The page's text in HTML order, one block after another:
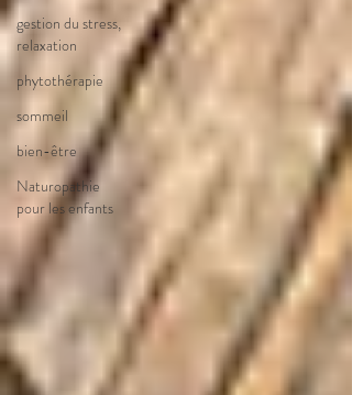
gestion du stress,
relaxation
phytothérapie
sommeil
bien-être
Naturopathie
pour les enfants